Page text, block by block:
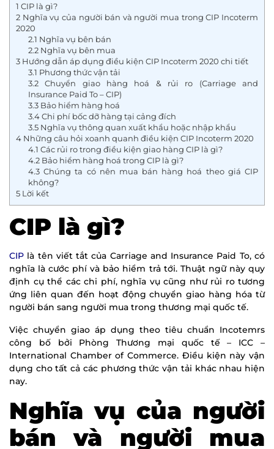
1 CIP là gì?
2 Nghĩa vụ của người bán và người mua trong CIP Incoterm
2020
2.1 Nghĩa vụ bên bán
2.2Nghĩa vụ bên mua
3 Hướng dẫn áp dụng điều kiện CIP Incoterm 2020 chi tiết
3.1 Phương thức vận tải
3.2Chuyển giao hàng hoá & rủi ro (Carriage and
Insurance Paid To – CIP)
3.3Bảo hiểm hàng hoá
3.4Chi phí bốc dỡ hàng tại cảng đích
3.5Nghĩa vụ thông quan xuất khẩu hoặc nhập khẩu
4 Những câu hỏi xoanh quanh điều kiện CIP Incoterm 2020
4.1 Các rủi ro trong điều kiện giao hàng CIP là gì?
4.2Bảo hiểm hàng hoá trong CIP là gì?
4.3Chúng ta có nên mua bán hàng hoá theo giá CIP
không?
5 Lời kết
CIP là gì?
CIP là tên viết tắt của Carriage and Insurance Paid To, có
nghĩa là cước phí và bảo hiểm trả tới. Thuật ngữ này quy
định cụ thể các chi phí, nghĩa vụ cũng như rủi ro tương
ứng liên quan đến hoạt động chuyển giao hàng hóa từ
người bán sang người mua trong thương mại quốc tế.
Việc chuyển giao áp dụng theo tiêu chuẩn Incotemrs
công bố bởi Phòng Thương mại quốc tế – ICC –
International Chamber of Commerce. Điều kiện này vận
dụng cho tất cả các phương thức vận tải khác nhau hiện
nay.
Nghĩa vụ của người
bán và người mua